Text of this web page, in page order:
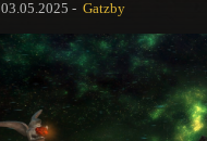
03.05.2025 - Gatzby